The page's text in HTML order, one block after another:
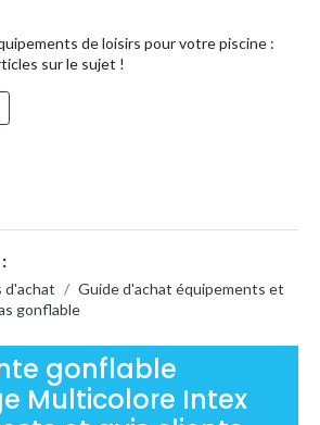
de loisirs pour votre piscine :
sur le sujet !
d'achat / Guide d'achat équipements et
gonflable
gonflable
Multicolore Intex